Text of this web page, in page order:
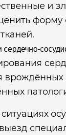
и
форму
сердечно-
врождённых